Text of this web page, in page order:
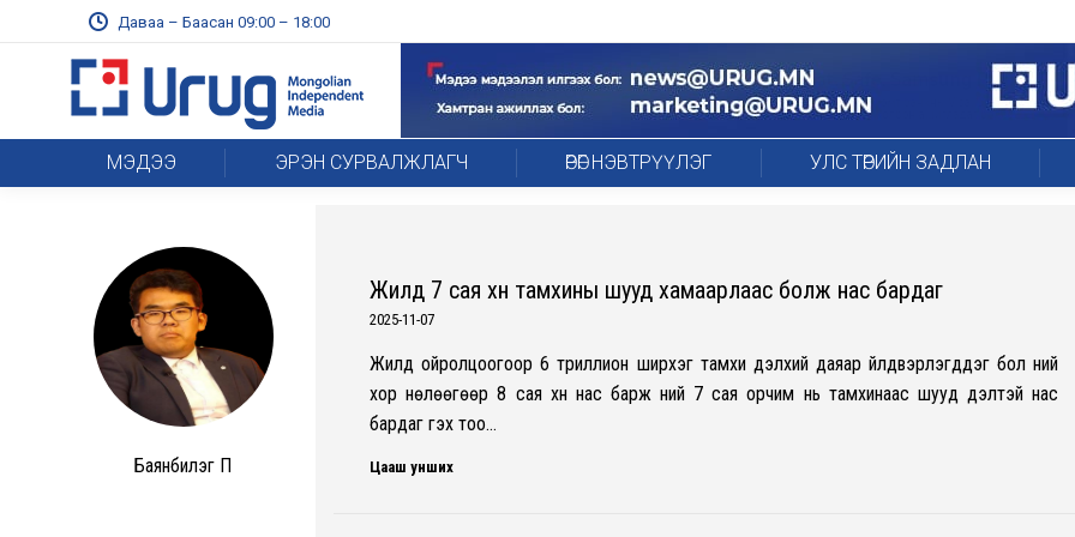
Даваа – Баасан 09:00 – 18:00
МЭДЭЭ ЭРЭН СУРВАЛЖЛАГЧ ӨРӨГ НЭВТРҮҮЛЭГ УЛС ТӨРИЙН ЗАДЛАН
Баянбилэг П
Жилд 7 сая хүн тамхины шууд хамаарлаас болж нас бардаг
2025-11-07
Жилд ойролцоогоор 6 триллион ширхэг тамхи дэлхий даяар үйлдвэрлэгддэг бол үүний
хор нөлөөгөөр 8 сая хүн нас барж үүний 7 сая орчим нь тамхинаас шууд үүдэлтэй нас
бардаг гэх тоо…
Цааш унших